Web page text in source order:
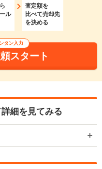
ル
査定額を
比べて売却先
を決める
タン入力
スタート
細を見てみる